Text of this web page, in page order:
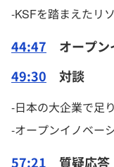
-KSFを踏まえたリ
44:47 オープン
49:30 対談
-日本の大企業で足
-オープンイノベー
57:21 質疑応答